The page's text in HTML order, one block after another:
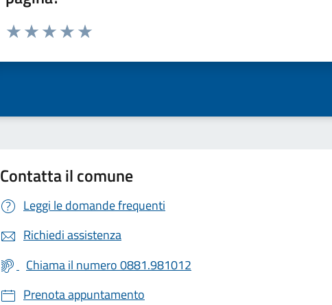
Valuta da 1 a 5 stelle la pagina
Contatta il comune
Leggi le domande frequenti
Richiedi assistenza
Chiama il numero 0881.981012
Prenota appuntamento